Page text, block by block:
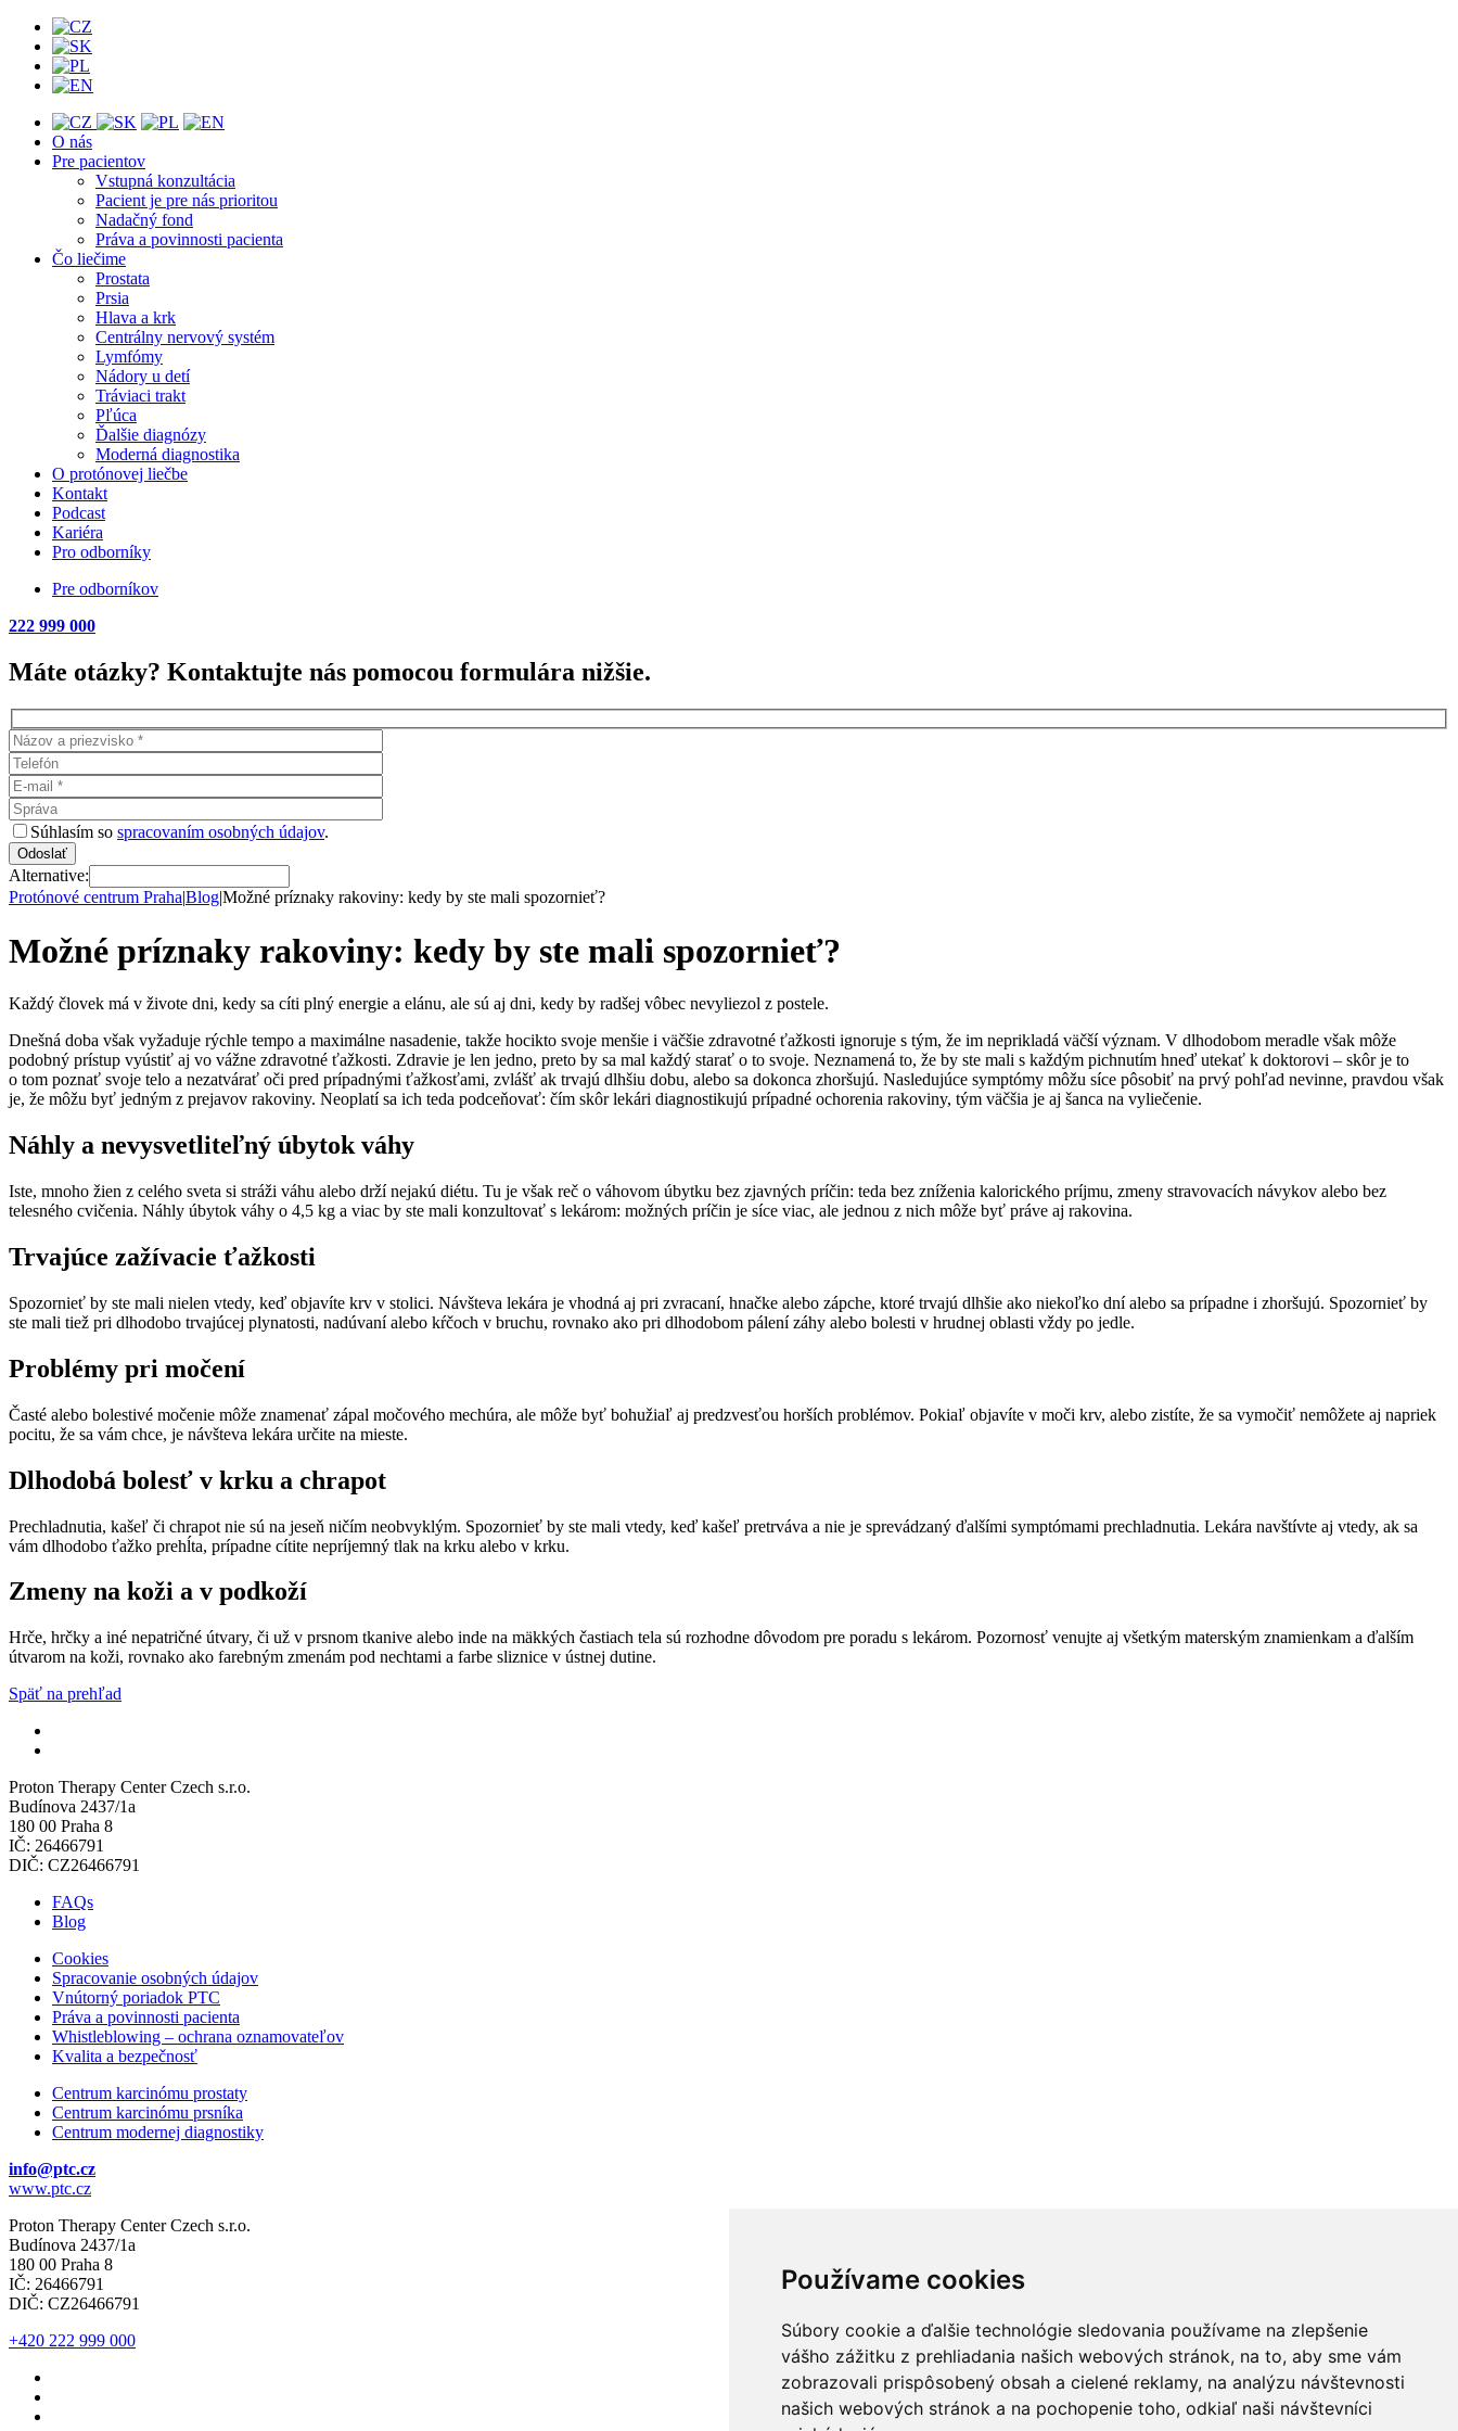
Používame cookies
Súbory cookie a ďalšie technológie sledovania používame na zlepšenie
vášho zážitku z prehliadania našich webových stránok, na to, aby sme vám
zobrazovali prispôsobený obsah a cielené reklamy, na analýzu návštevnosti
našich webových stránok a na pochopenie toho, odkiaľ naši návštevníci
O nás
Pre pacientov
Vstupná konzultácia
Pacient je pre nás prioritou
Nadačný fond
Práva a povinnosti pacienta
Čo liečime
Prostata
Prsia
Hlava a krk
Centrálny nervový systém
Lymfómy
Nádory u detí
Tráviaci trakt
Pľúca
Ďalšie diagnózy
Moderná diagnostika
O protónovej liečbe
Kontakt
Podcast
Kariéra
Pro odborníky
Pre odborníkov
222 999 000
Máte otázky? Kontaktujte nás pomocou formulára nižšie.
Súhlasím so spracovaním osobných údajov.
Alternative:
Protónové centrum Praha|Blog|Možné príznaky rakoviny: kedy by ste mali spozornieť?
Možné príznaky rakoviny: kedy by ste mali spozornieť?
Každý človek má v živote dni, kedy sa cíti plný energie a elánu, ale sú aj dni, kedy by radšej vôbec nevyliezol z postele.
Dnešná doba však vyžaduje rýchle tempo a maximálne nasadenie, takže hocikto svoje menšie i väčšie zdravotné ťažkosti ignoruje s tým, že im neprikladá väčší význam. V dlhodobom meradle však môže
podobný prístup vyústiť aj vo vážne zdravotné ťažkosti. Zdravie je len jedno, preto by sa mal každý starať o to svoje. Neznamená to, že by ste mali s každým pichnutím hneď utekať k doktorovi – skôr je to
o tom poznať svoje telo a nezatvárať oči pred prípadnými ťažkosťami, zvlášť ak trvajú dlhšiu dobu, alebo sa dokonca zhoršujú. Nasledujúce symptómy môžu síce pôsobiť na prvý pohľad nevinne, pravdou však
je, že môžu byť jedným z prejavov rakoviny. Neoplatí sa ich teda podceňovať: čím skôr lekári diagnostikujú prípadné ochorenia rakoviny, tým väčšia je aj šanca na vyliečenie.
Náhly a nevysvetliteľný úbytok váhy
Iste, mnoho žien z celého sveta si stráži váhu alebo drží nejakú diétu. Tu je však reč o váhovom úbytku bez zjavných príčin: teda bez zníženia kalorického príjmu, zmeny stravovacích návykov alebo bez
telesného cvičenia. Náhly úbytok váhy o 4,5 kg a viac by ste mali konzultovať s lekárom: možných príčin je síce viac, ale jednou z nich môže byť práve aj rakovina.
Trvajúce zažívacie ťažkosti
Spozornieť by ste mali nielen vtedy, keď objavíte krv v stolici. Návšteva lekára je vhodná aj pri zvracaní, hnačke alebo zápche, ktoré trvajú dlhšie ako niekoľko dní alebo sa prípadne i zhoršujú. Spozornieť by
ste mali tiež pri dlhodobo trvajúcej plynatosti, nadúvaní alebo kŕčoch v bruchu, rovnako ako pri dlhodobom pálení záhy alebo bolesti v hrudnej oblasti vždy po jedle.
Problémy pri močení
Časté alebo bolestivé močenie môže znamenať zápal močového mechúra, ale môže byť bohužiaľ aj predzvesťou horších problémov. Pokiaľ objavíte v moči krv, alebo zistíte, že sa vymočiť nemôžete aj napriek
pocitu, že sa vám chce, je návšteva lekára určite na mieste.
Dlhodobá bolesť v krku a chrapot
Prechladnutia, kašeľ či chrapot nie sú na jeseň ničím neobvyklým. Spozornieť by ste mali vtedy, keď kašeľ pretrváva a nie je sprevádzaný ďalšími symptómami prechladnutia. Lekára navštívte aj vtedy, ak sa
vám dlhodobo ťažko prehĺta, prípadne cítite nepríjemný tlak na krku alebo v krku.
Zmeny na koži a v podkoží
Hrče, hrčky a iné nepatričné ​​útvary, či už v prsnom tkanive alebo inde na mäkkých častiach tela sú rozhodne dôvodom pre poradu s lekárom. Pozornosť venujte aj všetkým materským znamienkam a ďalším
útvarom na koži, rovnako ako farebným zmenám pod nechtami a farbe sliznice v ústnej dutine.
Späť na prehľad
Proton Therapy Center Czech s.r.o.
Budínova 2437/1a
180 00 Praha 8
IČ: 26466791
DIČ: CZ26466791
FAQs
Blog
Cookies
Spracovanie osobných údajov
Vnútorný poriadok PTC
Práva a povinnosti pacienta
Whistleblowing – ochrana oznamovateľov
Kvalita a bezpečnosť
Centrum karcinómu prostaty
Centrum karcinómu prsníka
Centrum modernej diagnostiky
info@ptc.cz
www.ptc.cz
Proton Therapy Center Czech s.r.o.
Budínova 2437/1a
180 00 Praha 8
IČ: 26466791
DIČ: CZ26466791
+420 222 999 000